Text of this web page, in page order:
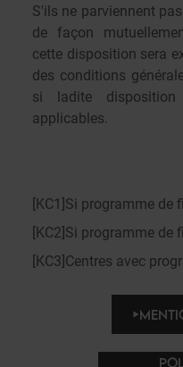
S'ils ne parviennent
de façon
cette disposition sera
des conditions
si ladite
applicables.
[KC1] Si programme de
[KC2] Si programme de
[KC3] Centres avec